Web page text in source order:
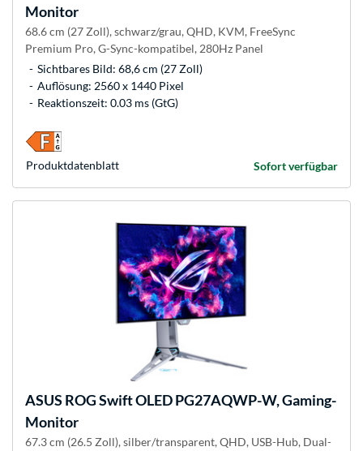
Monitor
68.6 cm (27 Zoll), schwarz/grau, QHD, KVM, FreeSync
Premium Pro, G-Sync-kompatibel, 280Hz Panel
Sichtbares Bild: 68,6 cm (27 Zoll)
Auflösung: 2560 x 1440 Pixel
Reaktionszeit: 0.03 ms (GtG)
Sofort verfügbar
Produkt­datenblatt
ASUS ROG Swift OLED PG27AQWP-W, Gaming-
Monitor
67.3 cm (26.5 Zoll), silber/transparent, QHD, USB-Hub, Dual-